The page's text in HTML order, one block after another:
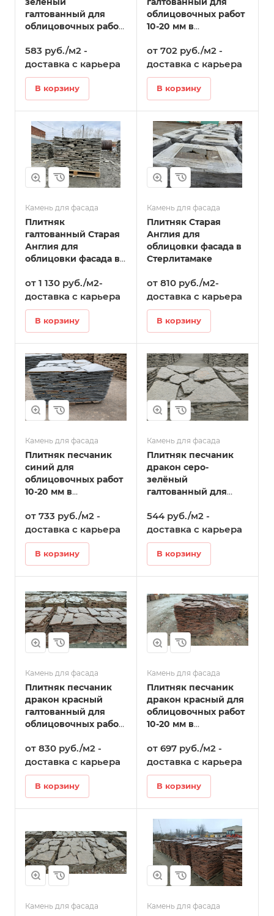
галтованный для
облицовочных работ
Стерлитамаке
583 руб./м2 -
доставка с карьера
В корзину
облицовочных работ
10-20 мм в
от 702 руб./м2 -
доставка с карьера
В корзину
Камень для фасада
Плитняк
галтованный Старая
Англия для
облицовки фасада в
от 1 130 руб./м2-
доставка с карьера
В корзину
Камень для фасада
Плитняк Старая
Англия для
облицовки фасада в
Стерлитамаке
от 810 руб./м2-
доставка с карьера
В корзину
Камень для фасада
Плитняк песчаник
синий для
облицовочных работ
10-20 мм в
от 733 руб./м2 -
доставка с карьера
В корзину
Камень для фасада
Плитняк песчаник
дракон серо-
зелёный
галтованный для
10-20 мм в
Стерлитамаке
544 руб./м2 -
доставка с карьера
В корзину
Камень для фасада
Плитняк песчаник
дракон красный
галтованный для
облицовочных работ
Стерлитамаке
от 830 руб./м2 -
доставка с карьера
В корзину
Камень для фасада
Плитняк песчаник
дракон красный для
облицовочных работ
10-20 мм в
от 697 руб./м2 -
доставка с карьера
В корзину
Камень для фасада Камень для фасада